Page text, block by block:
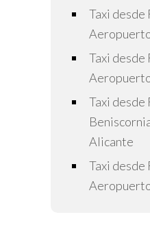
Taxi desde
Taxi desde
Taxi desde
Alicante
Taxi desde